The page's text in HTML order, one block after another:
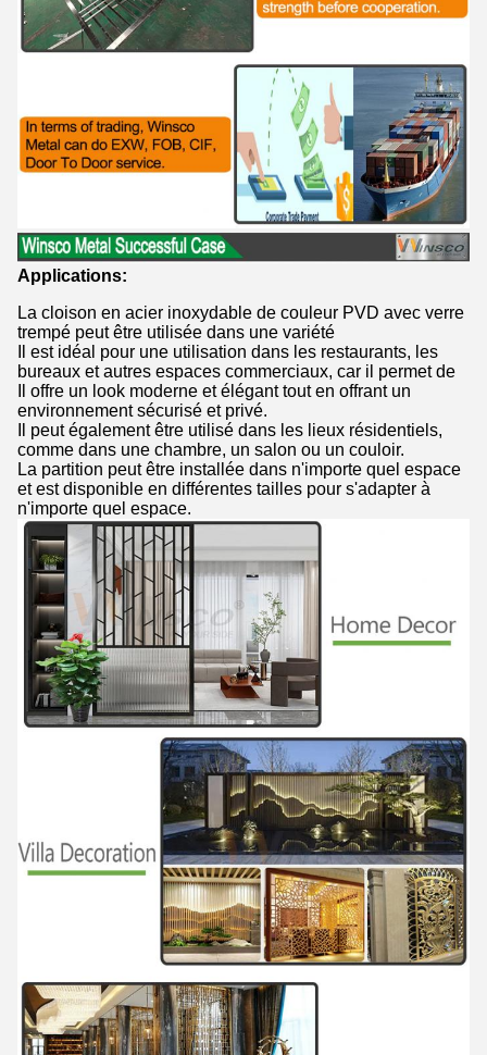
Applications:
La cloison en acier inoxydable de couleur PVD avec verre
trempé peut être utilisée dans une variété
Il est idéal pour une utilisation dans les restaurants, les
bureaux et autres espaces commerciaux, car il permet de
Il offre un look moderne et élégant tout en offrant un
environnement sécurisé et privé.
Il peut également être utilisé dans les lieux résidentiels,
comme dans une chambre, un salon ou un couloir.
La partition peut être installée dans n'importe quel espace
et est disponible en différentes tailles pour s'adapter à
n'importe quel espace.